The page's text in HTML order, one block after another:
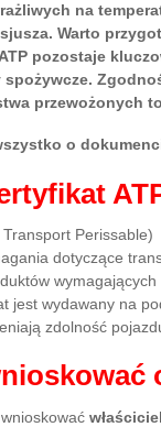
na
Warto
pozostaje
przewożonych
o
dotyczące
jest wydawany na
zdolność